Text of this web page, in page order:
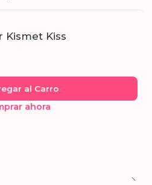
Kismet Kiss
al Carro
ahora